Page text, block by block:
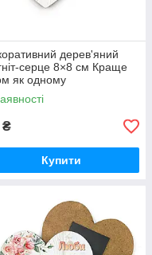
дерев'яний
серце 8×8 см Краще
як одному
₴
Купити